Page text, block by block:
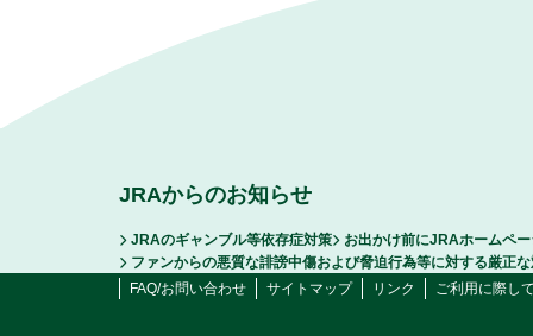
JRAからのお知らせ
JRAのギャンブル等依存症対策
お出かけ前にJRAホームペ
ファンからの悪質な誹謗中傷および脅迫行為等に対する厳正
FAQ/お問い合わせ
サイトマップ リンク ご利用に際し